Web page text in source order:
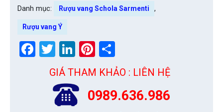
Danh mục: Rượu vang Schola Sarmenti ,
Rượu vang Ý
Facebook
Twitter
LinkedIn
Pinterest
GIÁ THAM KHẢO : LIÊN HỆ
0989.636.986